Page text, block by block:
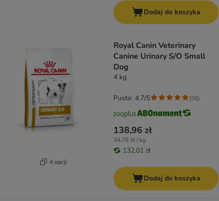
Dodaj do koszyka
4 opcji
Royal Canin Veterinary
Canine Urinary S/O Small
Dog
4 kg
138,96 zł
34,76 zł / kg
132,01 zł
Pusto: 4.7/5 (56)
Dodaj do koszyka